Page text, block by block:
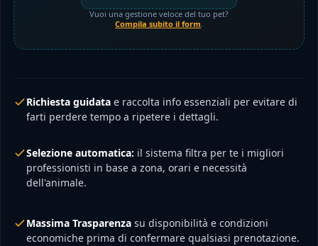
Vuoi una gestione veloce del tuo pet?
Compila subito il form.
Richiesta guidata e raccolta info essenziali per evitare di
farti perdere tempo a ripetere i dettagli.
Selezione automatica: il sistema filtra per te i migliori
professionisti in base a zona, orari e necessità
dell'animale.
Massima Trasparenza su disponibilità e condizioni
economiche prima di confermare qualsiasi prenotazione.